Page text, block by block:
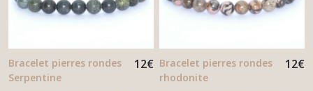
Bracelet pierres rondes
Serpentine
12€ Bracelet pierres rondes
rhodonite
12€